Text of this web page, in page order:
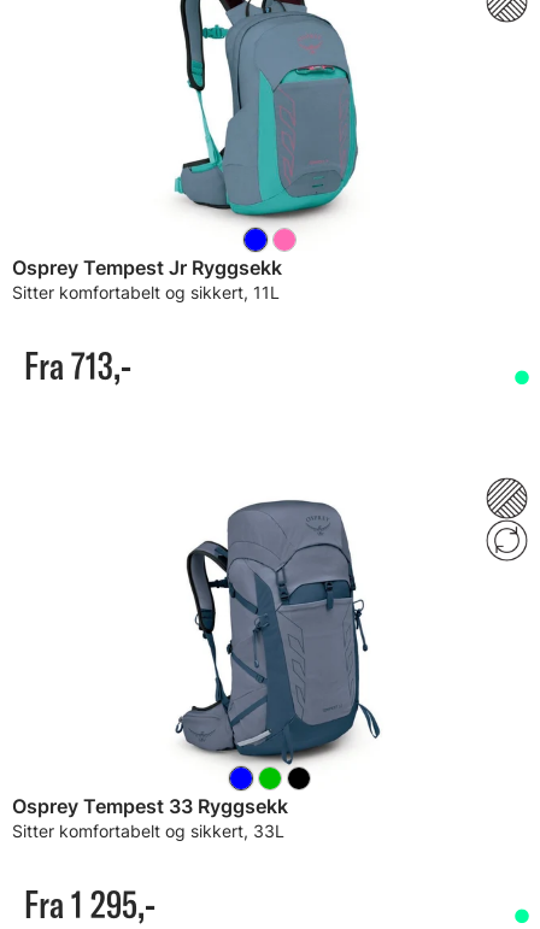
Osprey Tempest Jr Ryggsekk
Sitter komfortabelt og sikkert, 11L
Fra 713,-
Osprey Tempest 33 Ryggsekk
Sitter komfortabelt og sikkert, 33L
Fra 1 295,-